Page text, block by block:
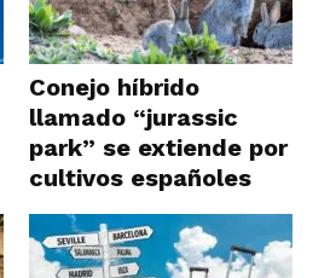
Conejo híbrido
llamado “jurassic
park” se extiende por
cultivos españoles